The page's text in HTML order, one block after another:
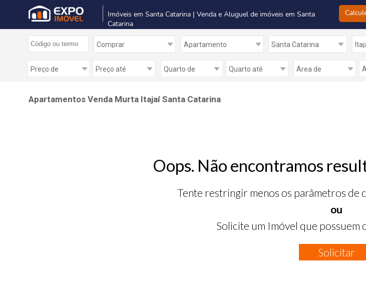
Imóveis em Santa Catarina | Venda e Aluguel de imóveis em Santa
Catarina
Apartamentos Venda Murta Itajaí Santa Catarina
Oops. Não encontramos
Tente restringir menos os parâmetros de
ou
Solicite um Imóvel que possuem
Solicitar